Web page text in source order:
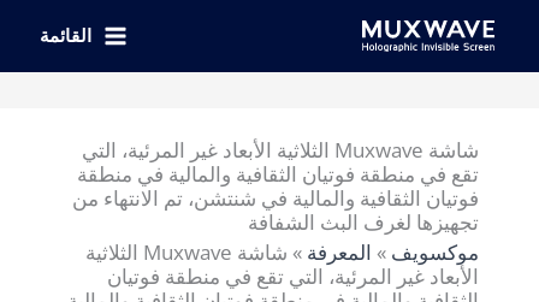
المحتوى
القائمة
شاشة Muxwave الثلاثية الأبعاد غير المرئية، التي
تقع في منطقة فوتيان الثقافية والمالية في منطقة
فوتيان الثقافية والمالية في شنتشن، تم الانتهاء من
تجهيزها لغرف البث الشفافة
موكسويف » المعرفة »
شاشة Muxwave الثلاثية
الأبعاد غير المرئية، التي تقع في منطقة فوتيان